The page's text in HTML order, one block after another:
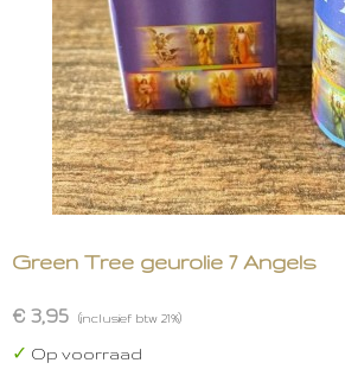
Green Tree geurolie 7 Angels
€ 3,95 (inclusief btw 21%)
✓ Op voorraad